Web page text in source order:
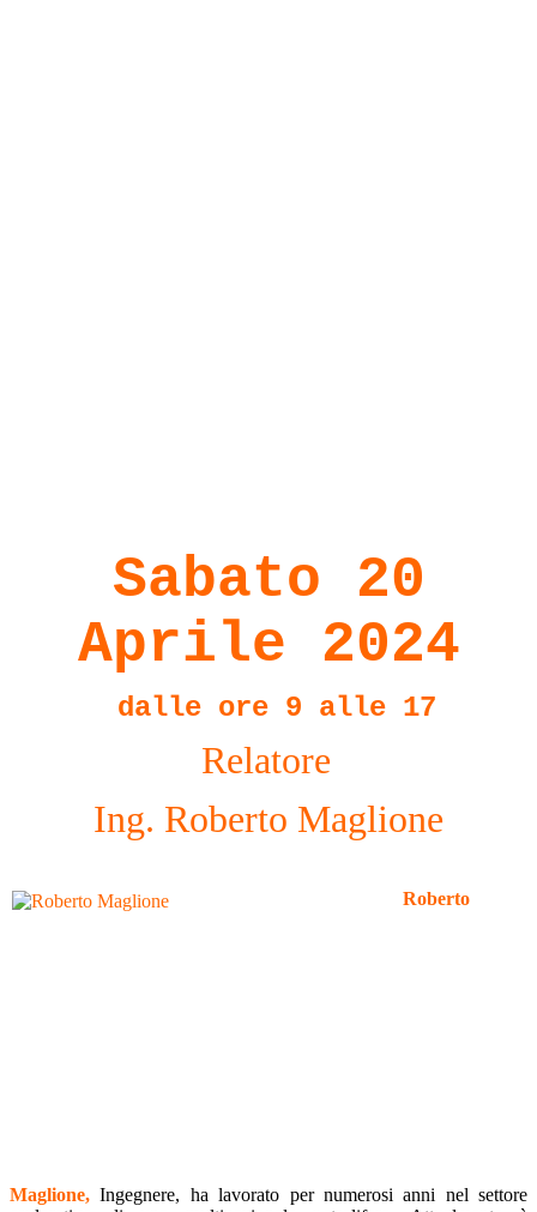
Sabato 20
Aprile 2024
dalle ore 9 alle 17
Relatore
Ing. Roberto Maglione
Roberto
Maglione, Ingegnere, ha lavorato per numerosi anni nel settore